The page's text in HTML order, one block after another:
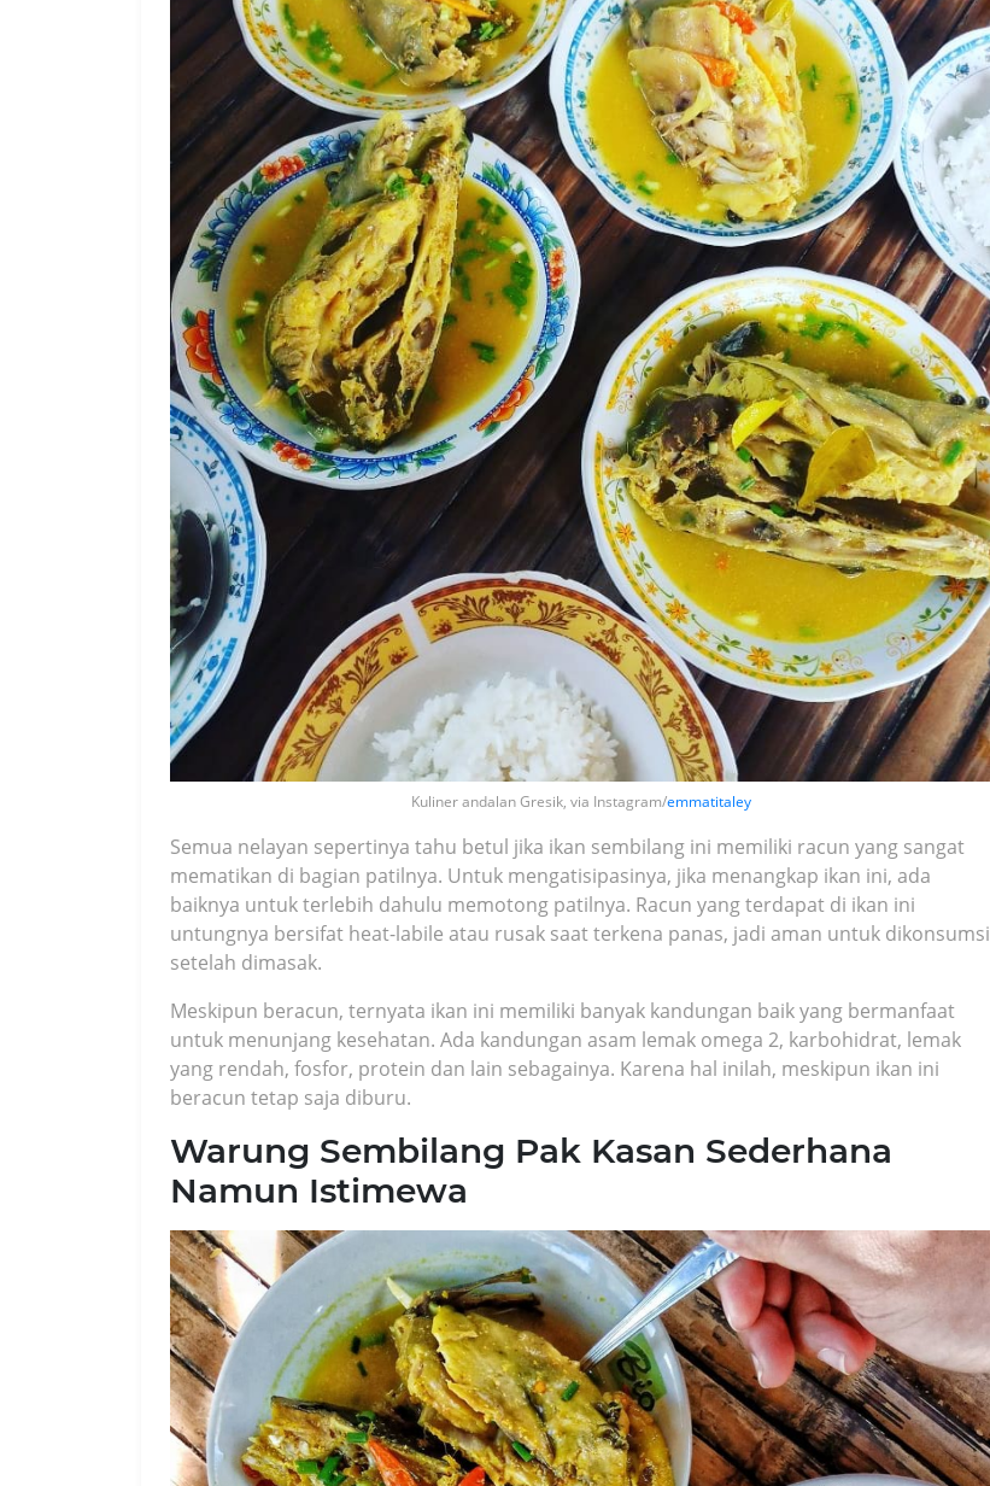
Kuliner andalan Gresik, via Instagram/emmatitaley
Semua nelayan sepertinya tahu betul jika ikan sembilang ini memiliki racun yang sangat
mematikan di bagian patilnya. Untuk mengatisipasinya, jika menangkap ikan ini, ada
baiknya untuk terlebih dahulu memotong patilnya. Racun yang terdapat di ikan ini
untungnya bersifat heat-labile atau rusak saat terkena panas, jadi aman untuk dikonsumsi
setelah dimasak.
Meskipun beracun, ternyata ikan ini memiliki banyak kandungan baik yang bermanfaat
untuk menunjang kesehatan. Ada kandungan asam lemak omega 2, karbohidrat, lemak
yang rendah, fosfor, protein dan lain sebagainya. Karena hal inilah, meskipun ikan ini
beracun tetap saja diburu.
Warung Sembilang Pak Kasan Sederhana
Namun Istimewa